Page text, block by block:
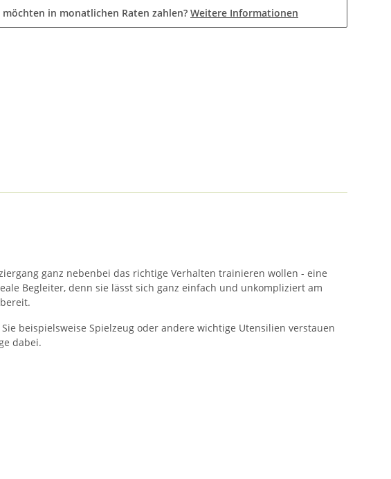
möchten in monatlichen Raten zahlen? Weitere Informationen
ganz nebenbei das richtige Verhalten trainieren wollen - eine
Begleiter, denn sie lässt sich ganz einfach und unkompliziert am
beispielsweise Spielzeug oder andere wichtige Utensilien verstauen
dabei.